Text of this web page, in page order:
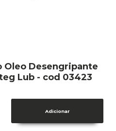
Oleo Desengripante
Lub - cod 03423